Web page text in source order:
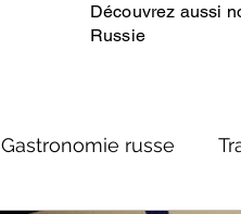
Découvrez aussi
Russie
Gastronomie russe